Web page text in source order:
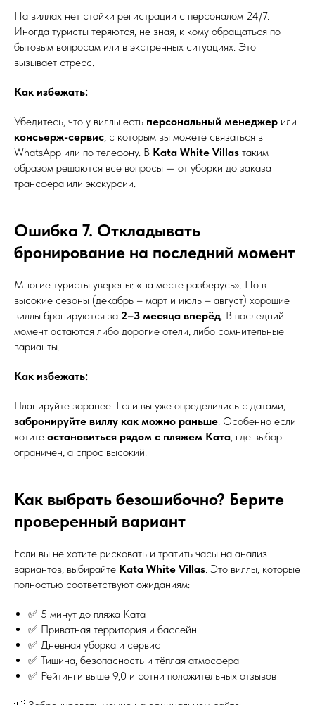
На виллах нет стойки регистрации с персоналом 24/7.
Иногда туристы теряются, не зная, к кому обращаться по
бытовым вопросам или в экстренных ситуациях. Это
вызывает стресс.
Как избежать:
Убедитесь, что у виллы есть персональный менеджер или
консьерж-сервис, с которым вы можете связаться в
WhatsApp или по телефону. В Kata White Villas таким
образом решаются все вопросы — от уборки до заказа
трансфера или экскурсии.
Ошибка 7. Откладывать
бронирование на последний момент
Многие туристы уверены: «на месте разберусь». Но в
высокие сезоны (декабрь – март и июль – август) хорошие
виллы бронируются за 2–3 месяца вперёд. В последний
момент остаются либо дорогие отели, либо сомнительные
варианты.
Как избежать:
Планируйте заранее. Если вы уже определились с датами,
забронируйте виллу как можно раньше. Особенно если
хотите остановиться рядом с пляжем Ката, где выбор
ограничен, а спрос высокий.
Как выбрать безошибочно? Берите
проверенный вариант
Если вы не хотите рисковать и тратить часы на анализ
вариантов, выбирайте Kata White Villas. Это виллы, которые
полностью соответствуют ожиданиям:
✅ 5 минут до пляжа Ката
✅ Приватная территория и бассейн
✅ Дневная уборка и сервис
✅ Тишина, безопасность и тёплая атмосфера
✅ Рейтинги выше 9,0 и сотни положительных отзывов